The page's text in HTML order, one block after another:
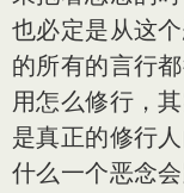
也必定是从这
的所有的言行
用怎么修行，
是真正的修行
什么一个恶念